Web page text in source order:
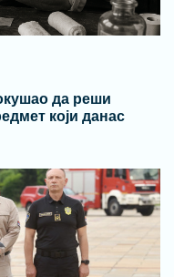
да реши
који данас